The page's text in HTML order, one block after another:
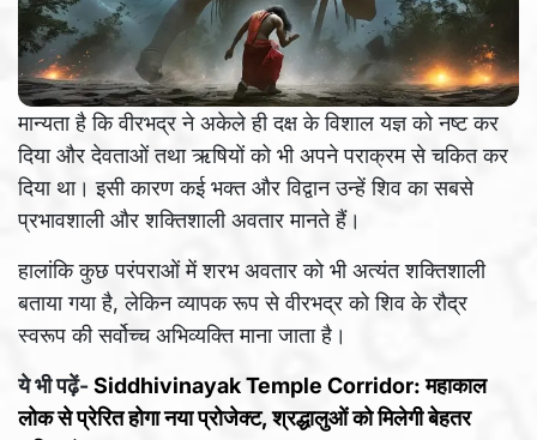
मान्यता है कि वीरभद्र ने अकेले ही दक्ष के विशाल यज्ञ को नष्ट कर
दिया और देवताओं तथा ऋषियों को भी अपने पराक्रम से चकित कर
दिया था। इसी कारण कई भक्त और विद्वान उन्हें शिव का सबसे
प्रभावशाली और शक्तिशाली अवतार मानते हैं।
हालांकि कुछ परंपराओं में शरभ अवतार को भी अत्यंत शक्तिशाली
बताया गया है, लेकिन व्यापक रूप से वीरभद्र को शिव के रौद्र
स्वरूप की सर्वोच्च अभिव्यक्ति माना जाता है।
ये भी पढ़ें-Siddhivinayak Temple Corridor: महाकाल
लोक से प्रेरित होगा नया प्रोजेक्ट, श्रद्धालुओं को मिलेगी बेहतर